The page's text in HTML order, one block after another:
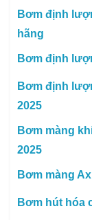
Bơm định
hãng
Bơm định
Bơm định
2025
Bơm màng
2025
Bơm màng
Bơm hút hóa